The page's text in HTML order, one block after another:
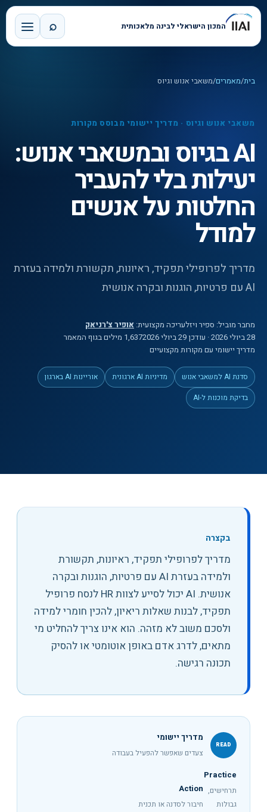
המכון הישראלי לבינה מלאכותית ⌕
בית/מאמרים/משאבי אנוש וגיוס
משאבי אנוש וגיוס · מדריך יישומי מבוסס מקורות
AI בגיוס ובמשאבי אנוש:
יעילות בלי להעביר
החלטות על אנשים
למודל
מדריך לפרופילי תפקיד, ראיונות, תקשורת ולמידה בעזרת
AI עם פרטיות, הוגנות ובקרה אנושית
מחבר מוביל: ספיר ויזלעריכה מקצועית: אופיר צ'רניאק
28 ביולי 2026
· עודכן 29 ביולי 2026 1,637 מיליםבגוף המאמר
מדריך יישומי עם מקורות מקצועיים
סדנת AI למשאבי אנוש מדיניות AI ארגונית
אוריינות AI בארגון
בדיקת מוכנות ל-AI
בקצרה
מדריך לפרופילי תפקיד, ראיונות, תקשורת
ולמידה בעזרת AI עם פרטיות, הוגנות ובקרה
אנושית.
AI יכול לסייע לצוות HR לנסח פרופיל
תפקיד, לבנות שאלות ריאיון, להכין חומרי למידה
ולסכם משוב לא מזהה. הוא אינו צריך להחליט מי
מתאים, לדרג אדם באופן אוטומטי או להסיק
תכונה רגישה.
READ
מדריך יישומי
צעדים שאפשר להפעיל בעבודה
Practice
תרחישים,
גבולות
Action
חיבור לסדנה או תכנית